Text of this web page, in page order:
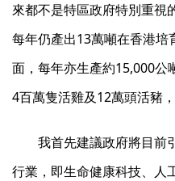
來都不是特區政府特別重視
每年仍產出13萬噸在香港
面，每年亦生產約15,000公
4百萬隻活雞及12萬頭活豬
我首先建議政府將目前
行業，即生命健康科技、人